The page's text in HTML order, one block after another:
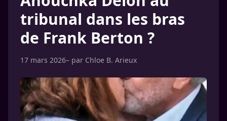
tribunal dans les bras
de Frank Berton ?
17 mars 2026– par Chloe B. Arieux